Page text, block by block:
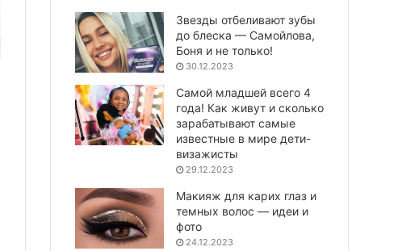
Звезды отбеливают зубы
до блеска — Самойлова,
Боня и не только!
30.12.2023
Самой младшей всего 4
года! Как живут и сколько
зарабатывают самые
известные в мире дети-
визажисты
29.12.2023
Макияж для карих глаз и
темных волос — идеи и
фото
24.12.2023